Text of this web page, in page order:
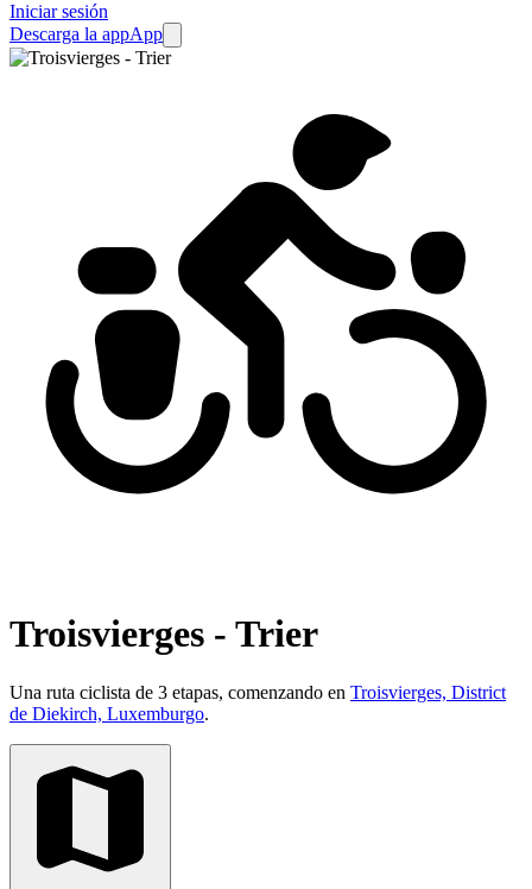
Iniciar sesión
Descarga la appApp
Troisvierges - Trier
Una ruta ciclista de 3 etapas, comenzando en Troisvierges, District
de Diekirch, Luxemburgo.